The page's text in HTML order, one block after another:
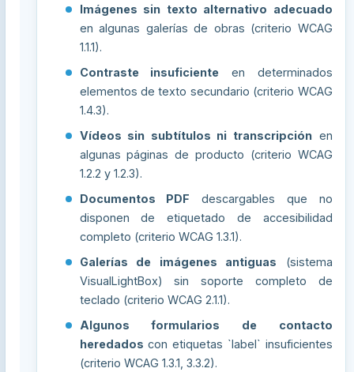
Imágenes sin texto alternativo adecuado
en algunas galerías de obras (criterio WCAG
1.1.1).
Contraste insuficiente en determinados
elementos de texto secundario (criterio WCAG
1.4.3).
Vídeos sin subtítulos ni transcripciónen
algunas páginas de producto (criterio WCAG
1.2.2 y 1.2.3).
Documentos PDF descargables que no
disponen de etiquetado de accesibilidad
completo (criterio WCAG 1.3.1).
Galerías de imágenes antiguas (sistema
VisualLightBox) sin soporte completo de
teclado (criterio WCAG 2.1.1).
Algunos formularios de contacto
heredados con etiquetas `label` insuficientes
(criterio WCAG 1.3.1, 3.3.2).